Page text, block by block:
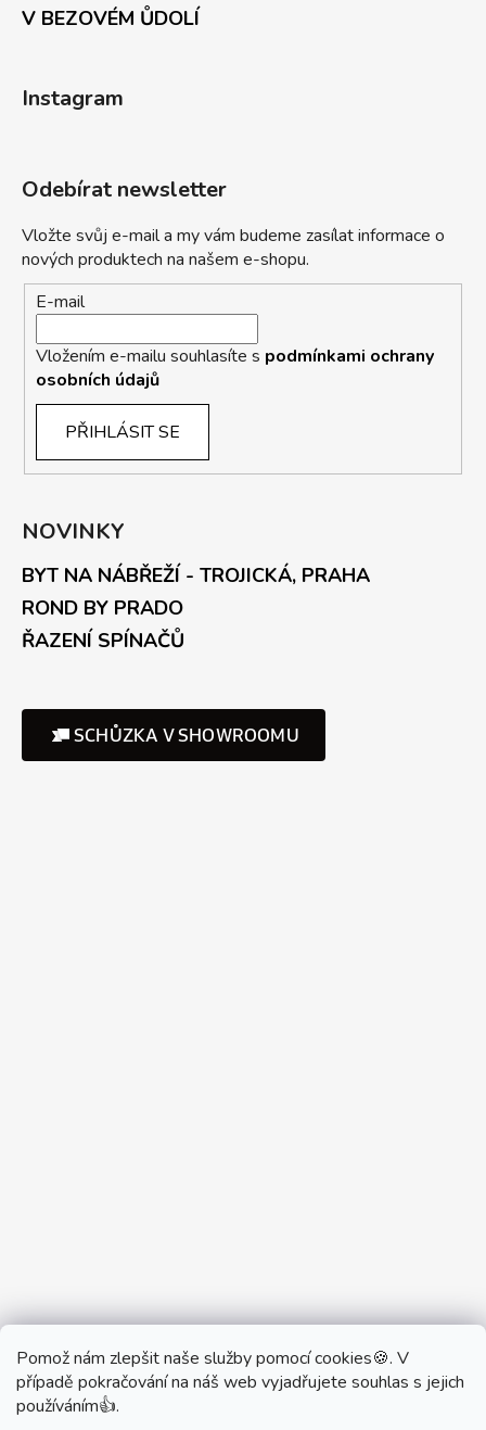
Pomož nám zlepšit naše služby pomocí cookies🍪. V
případě pokračování na náš web vyjadřujete souhlas s jejich
používáním👍.
V BEZOVÉM ŮDOLÍ
Instagram
Odebírat newsletter
Vložte svůj e-mail a my vám budeme zasílat informace o
nových produktech na našem e-shopu.
E-mail
Vložením e-mailu souhlasíte s podmínkami ochrany
osobních údajů
PŘIHLÁSIT SE
NOVINKY
BYT NA NÁBŘEŽÍ - TROJICKÁ, PRAHA
ROND BY PRADO
ŘAZENÍ SPÍNAČŮ
SCHŮZKA V SHOWROOMU
Partner Showroom MONOBRAND
Partner Eshop Monobrand.online